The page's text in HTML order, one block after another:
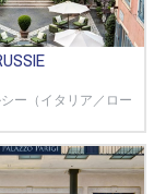
ー（イタリア／ロー